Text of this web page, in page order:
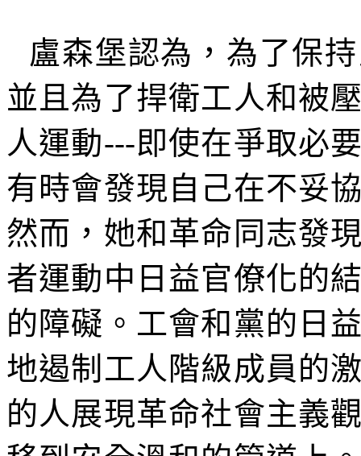
盧森堡認為，為了保
並且為了捍衛工人和被
人運動---即使在爭取必
有時會發現自己在不妥
然而，她和革命同志發
者運動中日益官僚化的
的障礙。工會和黨的日
地遏制工人階級成員的
的人展現革命社會主義